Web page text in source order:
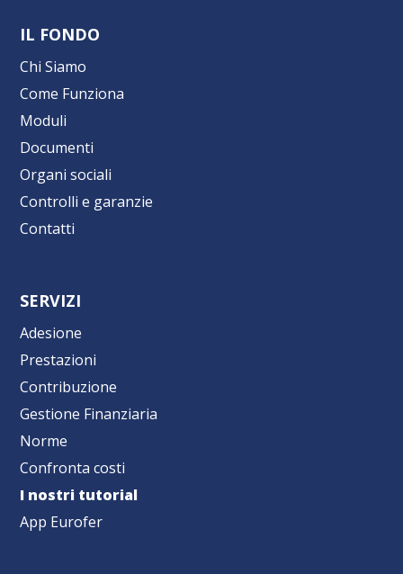
IL FONDO
Chi Siamo
Come Funziona
Moduli
Documenti
Organi sociali
Controlli e garanzie
Contatti
SERVIZI
Adesione
Prestazioni
Contribuzione
Gestione Finanziaria
Norme
Confronta costi
I nostri tutorial
App Eurofer